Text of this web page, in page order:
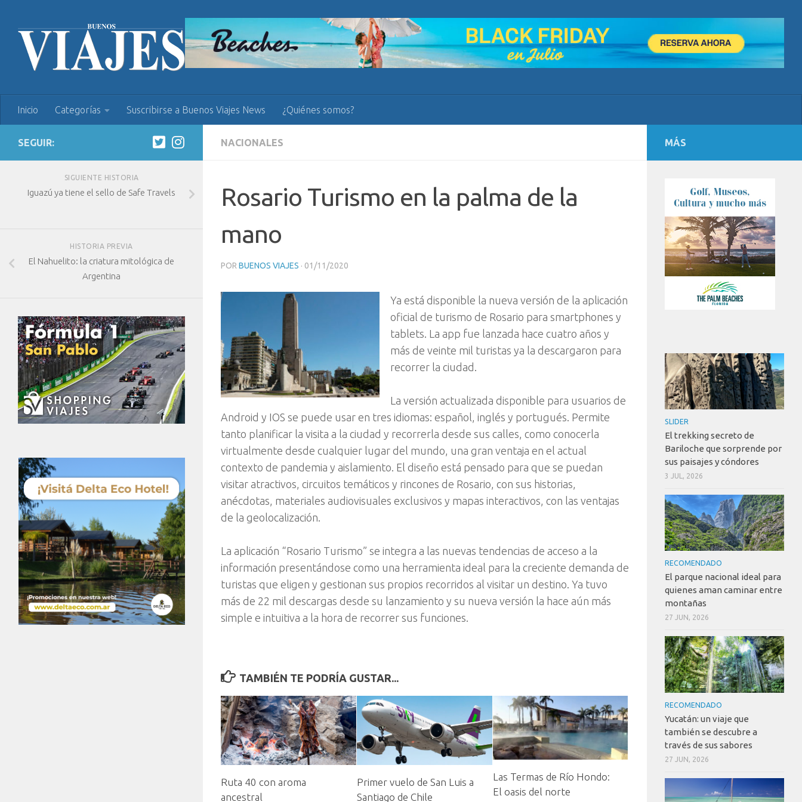
Inicio Categorías Suscribirse a Buenos Viajes News ¿Quiénes somos?
NACIONALES
Rosario Turismo en la palma de la
mano
POR BUENOS VIAJES · 01/11/2020
Ya está disponible la nueva versión de la aplicación
oficial de turismo de Rosario para smartphones y
tablets. La app fue lanzada hace cuatro años y
más de veinte mil turistas ya la descargaron para
recorrer la ciudad.
La versión actualizada disponible para usuarios de
Android y IOS se puede usar en tres idiomas: español, inglés y portugués. Permite
tanto planificar la visita a la ciudad y recorrerla desde sus calles, como conocerla
virtualmente desde cualquier lugar del mundo, una gran ventaja en el actual
contexto de pandemia y aislamiento. El diseño está pensado para que se puedan
visitar atractivos, circuitos temáticos y rincones de Rosario, con sus historias,
anécdotas, materiales audiovisuales exclusivos y mapas interactivos, con las ventajas
de la geolocalización.
La aplicación “Rosario Turismo” se integra a las nuevas tendencias de acceso a la
información presentándose como una herramienta ideal para la creciente demanda de
turistas que eligen y gestionan sus propios recorridos al visitar un destino. Ya tuvo
más de 22 mil descargas desde su lanzamiento y su nueva versión la hace aún más
simple e intuitiva a la hora de recorrer sus funciones.
TAMBIÉN TE PODRÍA GUSTAR...
Ruta 40 con aroma
ancestral
Primer vuelo de San Luis a
Santiago de Chile
Las Termas de Río Hondo:
El oasis del norte
SEGUIR:
SIGUIENTE HISTORIA
Iguazú ya tiene el sello de Safe Travels
HISTORIA PREVIA
El Nahuelito: la criatura mitológica de
Argentina
MÁS
SLIDER
El trekking secreto de
Bariloche que sorprende por
sus paisajes y cóndores
3 JUL, 2026
RECOMENDADO
El parque nacional ideal para
quienes aman caminar entre
montañas
27 JUN, 2026
RECOMENDADO
Yucatán: un viaje que
también se descubre a
través de sus sabores
27 JUN, 2026